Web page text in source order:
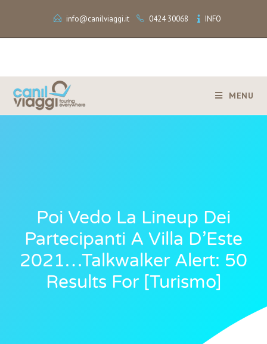
info@canilviaggi.it 0424 30068 INFO
MENU
Poi Vedo La Lineup Dei
Partecipanti A Villa D’Este
2021…Talkwalker Alert: 50
Results For [turismo]